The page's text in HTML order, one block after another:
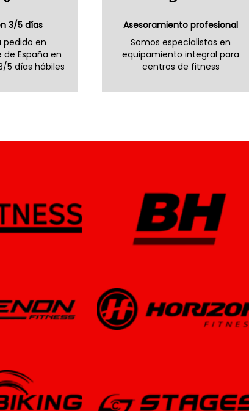
3/5 días
pedido en
España en
5 días hábiles
Asesoramiento profesional
Somos especialistas en
equipamiento integral para
centros de fitness